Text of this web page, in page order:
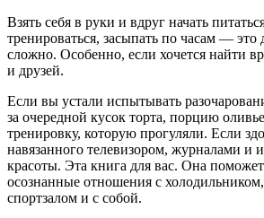
Взять себя в руки и вдруг начать
тренироваться, засыпать по часам — это
сложно. Особенно, если хочется найти
и друзей.
Если вы устали испытывать
за очередной кусок торта, порцию
тренировку, которую прогуляли. Если
навязанного телевизором, журналами и
красоты. Эта книга для вас. Она
осознанные отношения с
спортзалом и с собой.